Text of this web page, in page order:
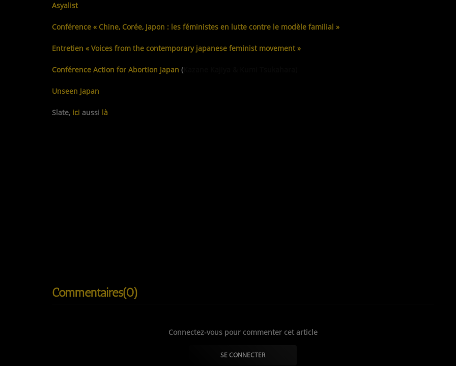
Asyalist
Conférence « Chine, Corée, Japon : les féministes en lutte contre le modèle familial »
Entretien « Voices from the contemporary japanese feminist movement »
Conférence Action for Abortion Japan (
Unseen Japan
Slate, ici aussi là
Commentaires(0)
Connectez-vous pour commenter cet article
SE CONNECTER